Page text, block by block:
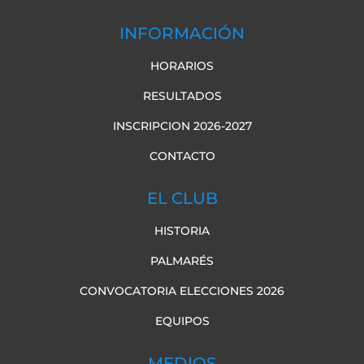
INFORMACIÓN
HORARIOS
RESULTADOS
INSCRIPCION 2026-2027
CONTACTO
EL CLUB
HISTORIA
PALMARÉS
CONVOCATORIA ELECCIONES 2026
EQUIPOS